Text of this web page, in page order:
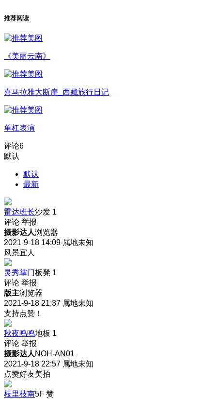
推荐阅读
《美丽云南》
喜马拉雅大断崖_西藏旅行日记
单杠表演
评论6
默认
默认
最新
雷达班长沙发 1
评论 举报
摄影达人浏览器
2021-9-18 14:09 属地未知
风景宜人
灵秀掌门板凳 1
评论 举报
版主浏览器
2021-9-18 21:37 属地未知
支持点赞！
秋夜鸣鸣地板 1
评论 举报
摄影达人 NOH-AN01
2021-9-18 22:57 属地未知
点赞好友美拍
枝里枝南5F 赞